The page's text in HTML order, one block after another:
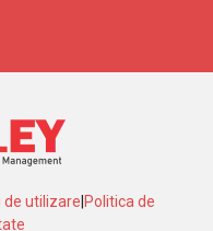
de utilizare Politica de